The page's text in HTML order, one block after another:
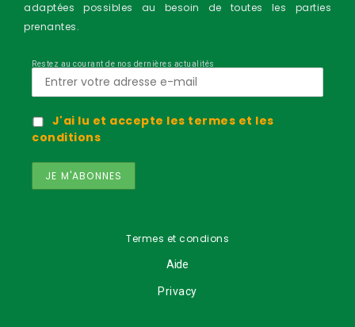
adaptées possibles au besoin de toutes les parties
prenantes.
Restez au courant de nos dernières actualités
J'ai lu et accepte les termes et les
conditions
Termes et condions
Aide
Privacy